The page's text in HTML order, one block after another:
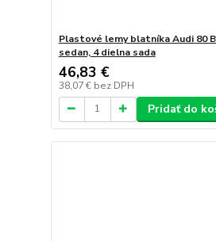
Plastové lemy blatníka Audi 80
sedan, 4 dielna sada
46,83 €
38,07 € bez DPH
Pridať do